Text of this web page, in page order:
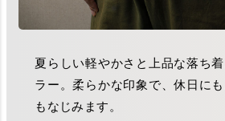
夏らしい軽やかさと上品な落ち
ラー。柔らかな印象で、休日に
もなじみます。